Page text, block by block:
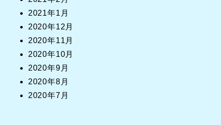
2021年1月
2020年12月
2020年11月
2020年10月
2020年9月
2020年8月
2020年7月